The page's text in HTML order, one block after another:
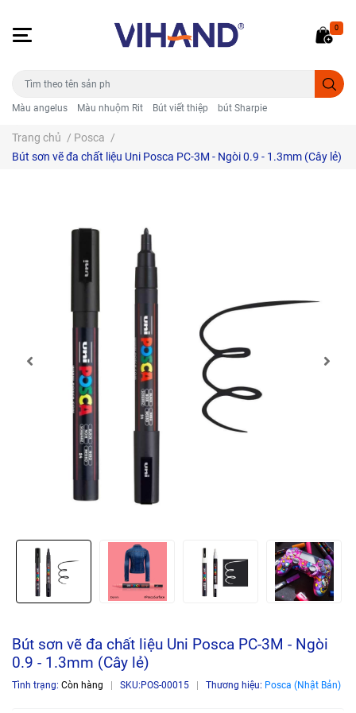
Màu angelus Màu nhuộm Rit Bút viết thiệp bút Sharpie
0
Trang chủ / Posca /
Bút sơn vẽ đa chất liệu Uni Posca PC-3M - Ngòi 0.9 - 1.3mm (Cây lẻ)
Bút sơn vẽ đa chất liệu Uni Posca PC-3M - Ngòi
0.9 - 1.3mm (Cây lẻ)
Tình trạng: Còn hàng SKU: POS-00015 Thương hiệu: Posca (Nhật Bản)